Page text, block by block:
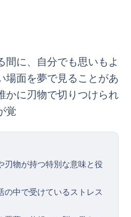
間に、自分でも思いもよ
場面を夢で見ることがあ
かに刃物で切りつけられ
覚
刃物が持つ特別な意味と役
の中で受けているストレス